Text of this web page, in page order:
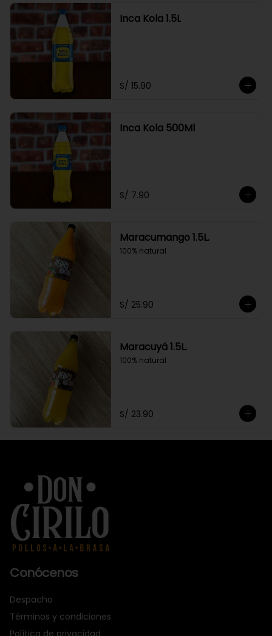
Inca Kola 1.5L
S/ 15.90
Inca Kola 500Ml
S/ 7.90
Maracumango 1.5L.
100% natural
S/ 25.90
Maracuyá 1.5L.
100% natural
S/ 23.90
Conócenos
Despacho
Términos y condiciones
Política de privacidad